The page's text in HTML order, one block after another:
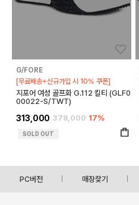
G/FORE
[무료배송+신규가입 시 10% 쿠폰]
지포어 여성 골프화 G.112 킬티 (GLF0
00022-S/TWT)
313,000 378,000 17%
SOLD OUT
PC버전 매장찾기